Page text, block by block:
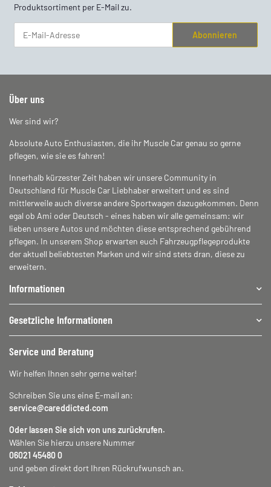
Produktsortiment per E-Mail zu.
Abonnieren
Über uns
Wer sind wir?
Absolute Auto Enthusiasten, die ihr Muscle Car genau so gerne
pflegen, wie sie es fahren!
Innerhalb kürzester Zeit haben wir unsere Community in
Deutschland für Muscle Car Liebhaber erweitert und es sind
mittlerweile auch diverse andere Sportwagen dazugekommen. Denn
egal ob Ami oder Deutsch - eines haben wir alle gemeinsam: wir
lieben unsere Autos und möchten diese entsprechend gebührend
pflegen. In unserem Shop erwarten euch Fahrzeugpflegeprodukte
der aktuell beliebtesten Marken und wir sind stets dran, diese zu
erweitern.
Informationen
Gesetzliche Informationen
Service und Beratung
Wir helfen Ihnen sehr gerne weiter!
Schreiben Sie uns eine E-mail an:
service@careddicted.com
Oder lassen Sie sich von uns zurückrufen.
Wählen Sie hierzu unsere Nummer
06021 45480 0
und geben direkt dort Ihren Rückrufwunsch an.